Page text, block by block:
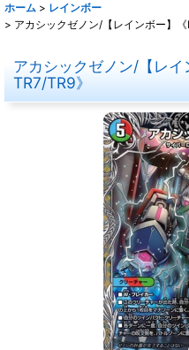
ホーム > レインボー
> アカシックゼノン/【レインボー】
アカシックゼノン/【レ
TR7/TR9》